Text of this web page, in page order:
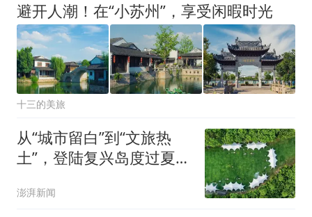
避开人潮！在“小苏州”，享受闲暇时光
十三的美旅
从“城市留白”到“文旅热
土”，登陆复兴岛度过夏日
澎湃新闻